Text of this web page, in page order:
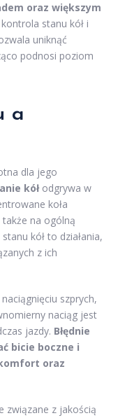
oraz większym
stanu kół i
uniknąć
podnosi poziom
a
dla jego
kółodgrywa w
koła
na ogólną
kół to działania,
z ich
szprych,
naciąg jest
jazdy. Błędnie
bicie boczne i
oraz
związane z jakością